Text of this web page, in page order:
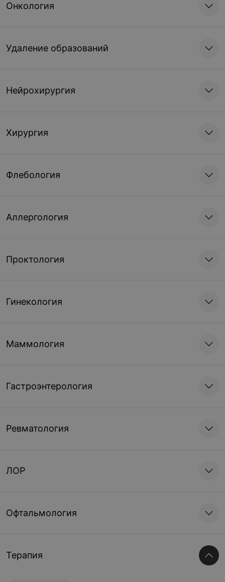
Онкология
Удаление образований
Нейрохирургия
Хирургия
Флебология
Аллергология
Проктология
Гинекология
Маммология
Гастроэнтерология
Ревматология
ЛОР
Офтальмология
Терапия